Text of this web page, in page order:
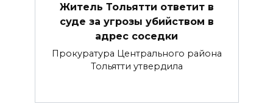
Житель Тольятти ответит в
суде за угрозы убийством в
адрес соседки
Прокуратура Центрального района
Тольятти утвердила